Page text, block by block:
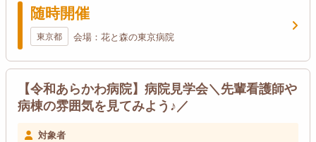
随時開催
東京都 会場：花と森の東京病院
【令和あらかわ病院】病院見学会＼先輩看護師や
病棟の雰囲気を見てみよう♪／
対象者